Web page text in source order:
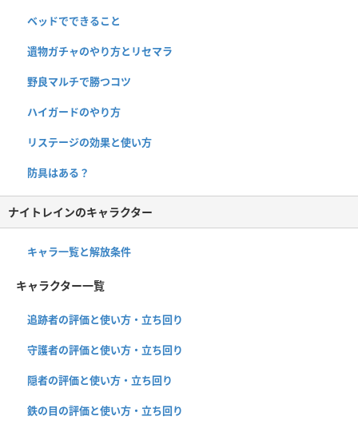
ベッドでできること
遺物ガチャのやり方とリセマラ
野良マルチで勝つコツ
ハイガードのやり方
リステージの効果と使い方
防具はある？
ナイトレインのキャラクター
キャラ一覧と解放条件
キャラクター一覧
追跡者の評価と使い方・立ち回り
守護者の評価と使い方・立ち回り
隠者の評価と使い方・立ち回り
鉄の目の評価と使い方・立ち回り